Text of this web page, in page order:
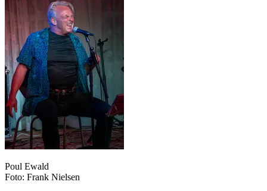
Poul Ewald
Foto: Frank Nielsen